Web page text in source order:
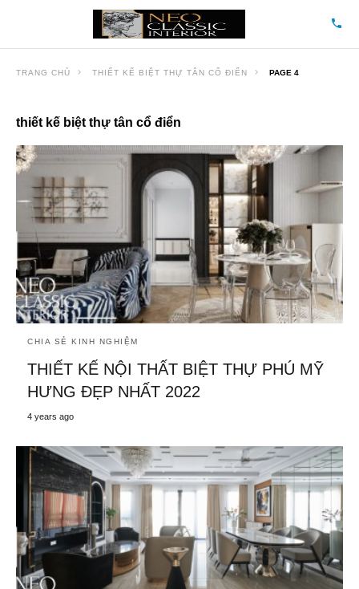
TRANG CHỦ THIẾT KẾ BIỆT THỰ TÂN CỔ ĐIỂN PAGE 4
thiết kế biệt thự tân cổ điển
CHIA SẺ KINH NGHIỆM
THIẾT KẾ NỘI THẤT BIỆT THỰ PHÚ MỸ
HƯNG ĐẸP NHẤT 2022
4 years ago